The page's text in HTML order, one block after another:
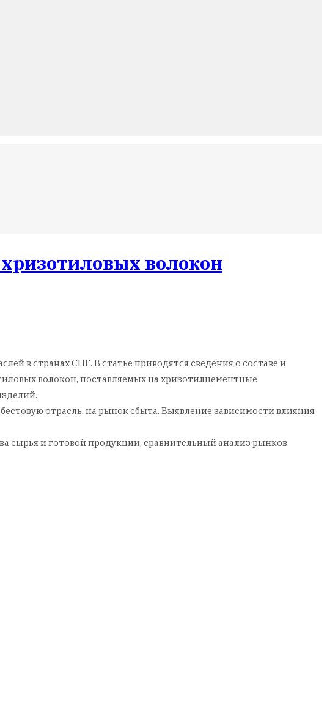
волокон
в странах СНГ. В статье приводятся сведения о составе и
волокон, поставляемых на хризотилцементные
отрасль, на рынок сбыта. Выявление зависимости влияния
сырья и готовой продукции, сравнительный анализ рынков